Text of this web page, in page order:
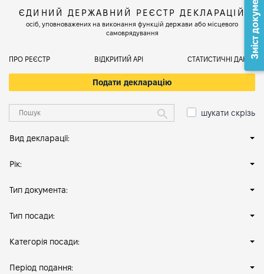
ЄДИНИЙ ДЕРЖАВНИЙ РЕЄСТР ДЕКЛАРАЦІЙ
осіб, уповноважених на виконання функцій держави або місцевого
самоврядування
ПРО РЕЄСТР ВІДКРИТИЙ АРІ СТАТИСТИЧНІ ДАНІ
Подати декларацію
шукати скрізь
Вид декларації:
Рік:
Тип документа:
Тип посади:
Категорія посади:
Період подання:
Зміст документа